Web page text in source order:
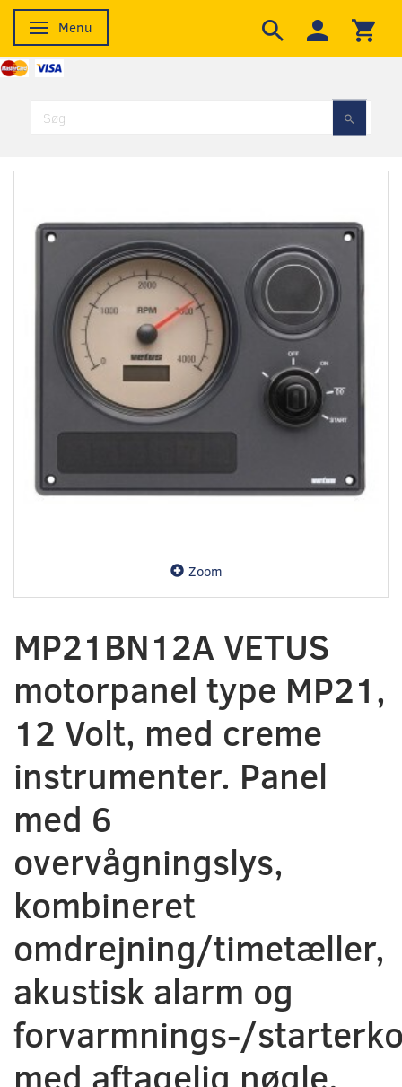
Skifte navigation
Menu
Zoom
MP21BN12A ‎VETUS
motorpanel type MP21,
12 Volt, med creme
instrumenter.‎ ‎Panel
med 6
overvågningslys,
kombineret
omdrejning/timetæller,
akustisk alarm og
forvarmnings-/
med aftagelig nøgle.